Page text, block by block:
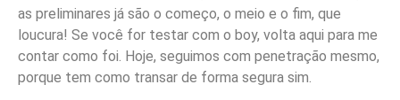
as preliminares já são o começo, o meio e o fim, que
loucura! Se você for testar com o boy, volta aqui para me
contar como foi. Hoje, seguimos com penetração mesmo,
porque tem como transar de forma segura sim.